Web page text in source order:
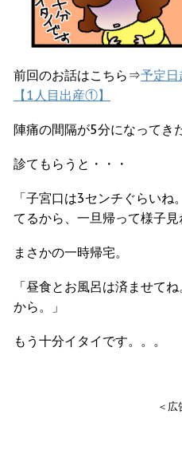
前回のお話はこちら⇒予定日
【1人目出産①】
陣痛の間隔が5分になってき
診てもらうと・・・
「子宮口は3センチぐらい
てるから、一旦帰って様子見
まさかの一時帰宅。
「昼食とお風呂は済ませて
から。」
もう十分イタイです。。。
＜広